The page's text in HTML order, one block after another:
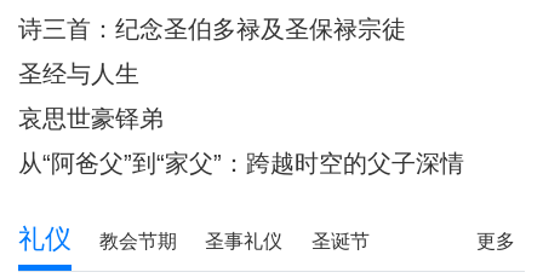
诗三首：纪念圣伯多禄及圣保禄宗徒
圣经与人生
哀思世豪铎弟
从“阿爸父”到“家父”：跨越时空的父子深情
更多
礼仪 教会节期 圣事礼仪 圣诞节